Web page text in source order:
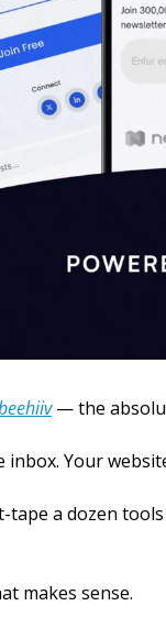
— the
Your
tape a dozen
makes sense.